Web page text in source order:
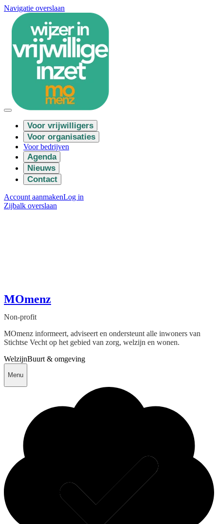
Navigatie overslaan
Voor vrijwilligers
Voor organisaties
Voor bedrijven
Agenda
Nieuws
Contact
Account aanmakenLog in
Zijbalk overslaan
MOmenz
Non-profit
MOmenz informeert, adviseert en ondersteunt alle inwoners van
Stichtse Vecht op het gebied van zorg, welzijn en wonen.
WelzijnBuurt & omgeving
Menu